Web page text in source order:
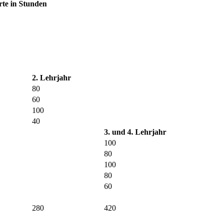
in Stunden
2. Lehrjahr
80
60
100
40
3. und 4. Lehrjahr
100
80
100
80
60
280 420